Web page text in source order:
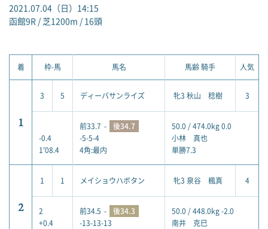
2021.07.04（日）14:15
函館9R / 芝1200m / 16頭
着 枠-馬 馬名 馬齢 騎手 人気
1
3 5 ディーバサンライズ 牝3 秋山 稔樹 3
-0.4
1'08.4
前33.7 -
後34.7
-5-5-4
4角:最内
50.0 / 474.0kg 0.0
小林 真也
単勝7.3
2
1 1 メイショウハボタン 牝3 泉谷 楓真 4
2
+0.4
前34.5 -
後34.3
-13-13-13
50.0 / 448.0kg -2.0
南井 克巳